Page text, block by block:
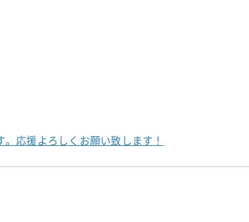
応援よろしくお願い致します！